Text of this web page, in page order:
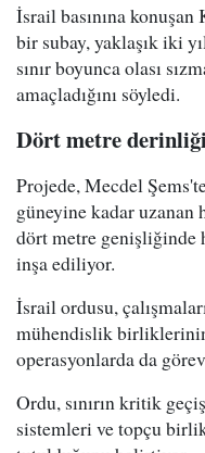
İsrail basınına
bir subay, yaklaşık iki
sınır boyunca olası
amaçladığını söyledi.
Dört metre
Projede, Mecdel
güneyine kadar
dört metre genişliğinde
inşa ediliyor.
İsrail ordusu,
mühendislik
operasyonlarda da
Ordu, sınırın kritik
sistemleri ve topçu